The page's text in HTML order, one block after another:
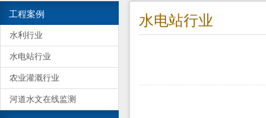
工程案例
水利行业
水电站行业
农业灌溉行业
河道水文在线监测
水电站行业